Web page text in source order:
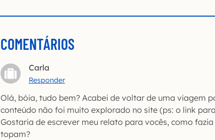
COMENTÁRIOS
Carla
Responder
Olá, bóia, tudo bem? Acabei de voltar de uma viagem
conteúdo não foi muito explorado no site (ps: o link
Gostaria de escrever meu relato para vocês, como
topam?